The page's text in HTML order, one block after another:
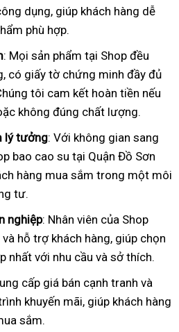
dụng, giúp khách hàng dễ
phù hợp.
: Mọi sản phẩm tại Shop đều
có giấy tờ chứng minh đầy đủ
tôi cam kết hoàn tiền nếu
không đúng chất lượng.
lý tưởng: Với không gian sang
bao cao su tại Quận Đồ Sơn
hàng mua sắm trong một môi
tư.
nghiệp: Nhân viên của Shop
hỗ trợ khách hàng, giúp chọn
nhất với nhu cầu và sở thích.
cấp giá bán cạnh tranh và
khuyến mãi, giúp khách hàng
sắm.